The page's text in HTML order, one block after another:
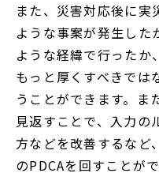
また、災害対応後に実
ような事案が発生した
ような経緯で行ったか
もっと厚くすべきでは
うことができます。ま
見返すことで、入力の
方などを改善するなど
のPDCAを回すことが